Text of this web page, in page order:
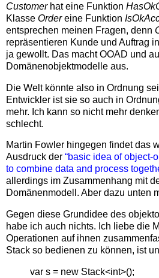
Customerhat eine Funktion
Klasse Ordereine Funktion
entsprechen meinen Fragen, denn
repräsentieren Kunde und Auftrag
ja gewollt. Das macht OOAD und
Domänenobjektmodelle aus.
Die Welt könnte also in Ordnung
Entwickler ist sie so auch in
mehr. Ich kann so nicht mehr
schlecht.
Martin Fowler hingegen findet das
Ausdruck der “basic idea of object-
to combine data and process
allerdings im Zusammenhang mit
Domänenmodell. Aber dazu unten
Gegen diese Grundidee des
habe ich auch nichts. Ich liebe die
Operationen auf ihnen
Stack so bedienen zu können, ist
var s = new Stack<int>();